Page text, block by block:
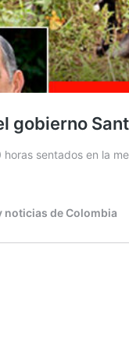
gobierno
sentados en la
noticias de Colombia